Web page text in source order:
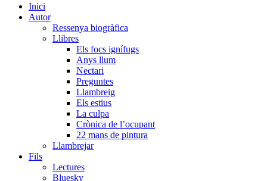
Close
Menu
Inici
Autor
Ressenya biogràfica
Llibres
Els focs ignífugs
Anys llum
Nectari
Preguntes
Llambreig
Els estius
La culpa
Crònica de l’ocupant
22 mans de pintura
Llambrejar
Fils
Lectures
Bluesky